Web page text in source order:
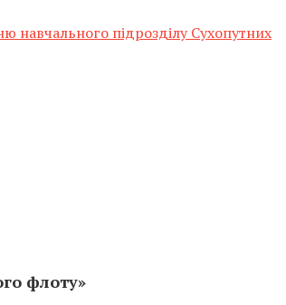
навчального підрозділу Сухопутних
флоту»